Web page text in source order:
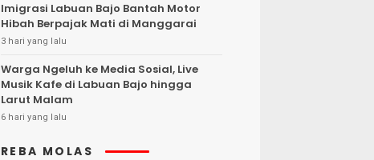
Imigrasi Labuan Bajo Bantah Motor
Hibah Berpajak Mati di Manggarai
3 hari yang lalu
Warga Ngeluh ke Media Sosial, Live
Musik Kafe di Labuan Bajo hingga
Larut Malam
6 hari yang lalu
REBA MOLAS